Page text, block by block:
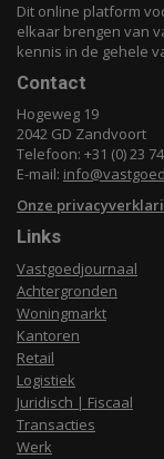
Dit online platform
elkaar brengen van
kennis in de gehele
Contact
Hogeweg 19
2042 GD Zandvoort
Telefoon: +31 (0) 23
E-mail:
Onze
Links
Vastgoedjournaal
Achtergronden
Woningmarkt
Kantoren
Retail
Logistiek
Juridisch | Fiscaal
Transacties
Werk